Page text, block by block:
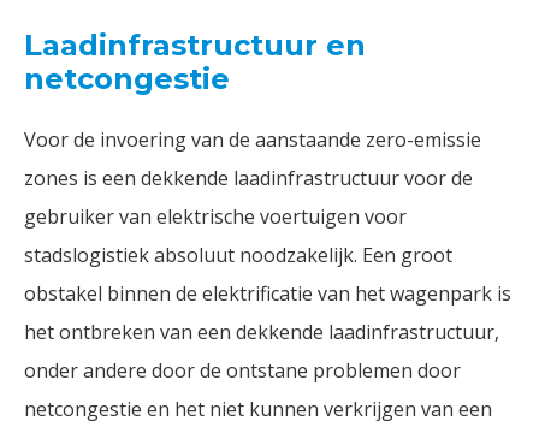
Laadinfrastructuur en
netcongestie
Voor de invoering van de aanstaande zero-emissie
zones is een dekkende laadinfrastructuur voor de
gebruiker van elektrische voertuigen voor
stadslogistiek absoluut noodzakelijk. Een groot
obstakel binnen de elektrificatie van het wagenpark is
het ontbreken van een dekkende laadinfrastructuur,
onder andere door de ontstane problemen door
netcongestie en het niet kunnen verkrijgen van een